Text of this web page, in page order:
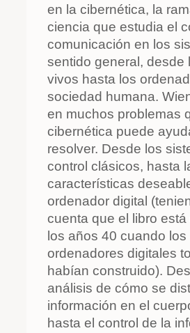
en la cibernética, la
ciencia que estudia el
comunicación en los
sentido general, desde
vivos hasta los
sociedad humana.
en muchos problemas
cibernética puede
resolver. Desde los
control clásicos, hasta
características
ordenador digital
cuenta que el libro está
los años 40 cuando los
ordenadores digitales
habían construido).
análisis de cómo se
información en el
hasta el control de la